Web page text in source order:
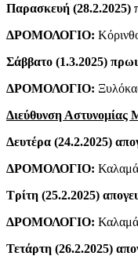
Παρασκευή (28.2.2025)
ΔΡΟΜΟΛΟΓΙΟ:
Σάββατο (1.3.2025)
ΔΡΟΜΟΛΟΓΙΟ:
Διεύθυνση
Δευτέρα (24.2.2025)
ΔΡΟΜΟΛΟΓΙΟ:
Τρίτη (25.2.2025)
ΔΡΟΜΟΛΟΓΙΟ:
Τετάρτη (26.2.2025)